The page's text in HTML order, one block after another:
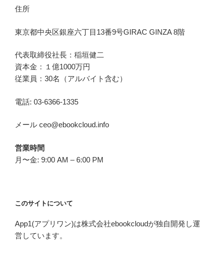
住所
東京都中央区銀座六丁目 13番9号GIRAC GINZA 8階
代表取締役社長：稲垣健二
資本金：１億1000万円
従業員：30名（アルバイト含む）
電話: 03-6366-1335
メール ceo@ebookcloud.info
営業時間
月〜金: 9:00 AM – 6:00 PM
このサイトについて
App1(アプリワン)は株式会社ebookcloudが独自開発し運
営しています。